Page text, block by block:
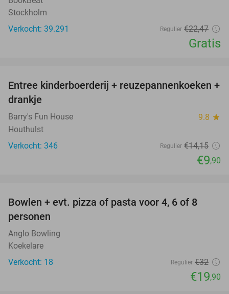
Stockholm
Verkocht: 39.291
Regulier €22,47
Gratis
30%
Entree kinderboerderij + reuzepannenkoeken +
drankje
Barry's Fun House 9.8 star
Houthulst
Verkocht: 346
Regulier €14,15
€9,90
Bowlen + evt. pizza of pasta voor 4, 6 of 8
personen
Anglo Bowling
Koekelare
Verkocht: 18
Regulier €32
€19,90